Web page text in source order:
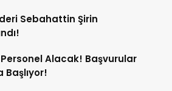
Sebahattin Şirin
Personel Alacak! Başvurular
Başlıyor!